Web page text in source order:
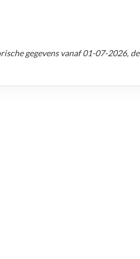
gegevens vanaf01-07-2026, de